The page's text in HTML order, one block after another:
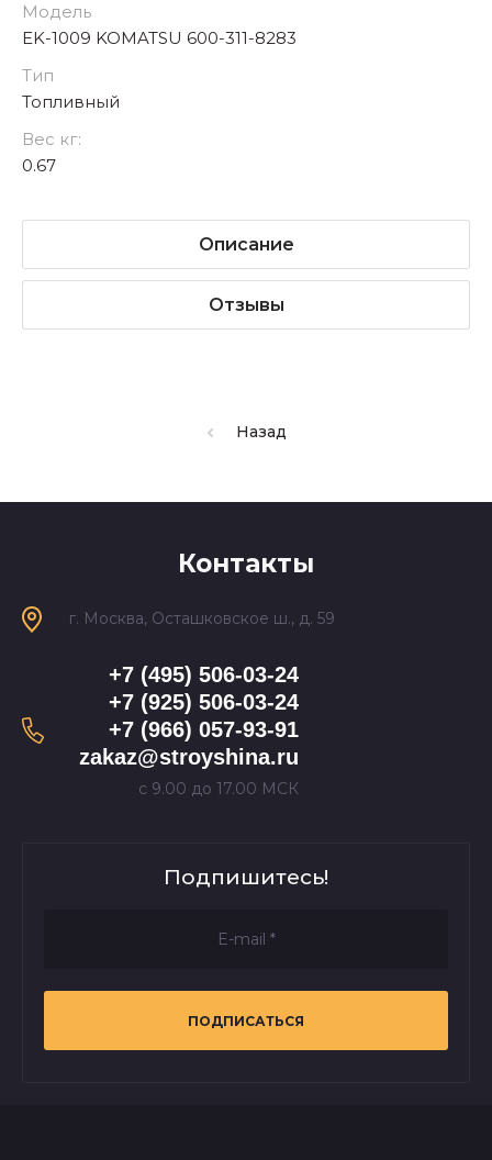
Модель
EK-1009 KOMATSU 600-311-8283
Тип
Топливный
Вес кг:
0.67
Описание
Отзывы
Назад
Контакты
+7 (495) 506-03-24
+7 (925) 506-03-24
+7 (966) 057-93-91
zakaz@stroyshina.ru
с 9.00 до 17.00 МСК
г. Москва, Осташковское ш., д. 59
Подпишитесь!
ПОДПИСАТЬСЯ